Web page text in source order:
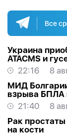
Все
Украина
ATACMS и
ОБНОВЛЕНО
22:16
8
МИД
взрыва БПЛА
21:40
8
Рак
на кости